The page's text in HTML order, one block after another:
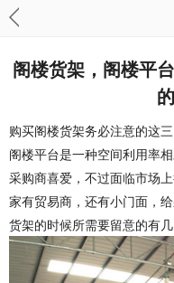
阁楼货架，阁楼平
购买阁楼货架务必注意的这
阁楼平台是一种空间利用率
采购商喜爱，不过面临市场
家有贸易商，还有小门面，
货架的时候所需要留意的有